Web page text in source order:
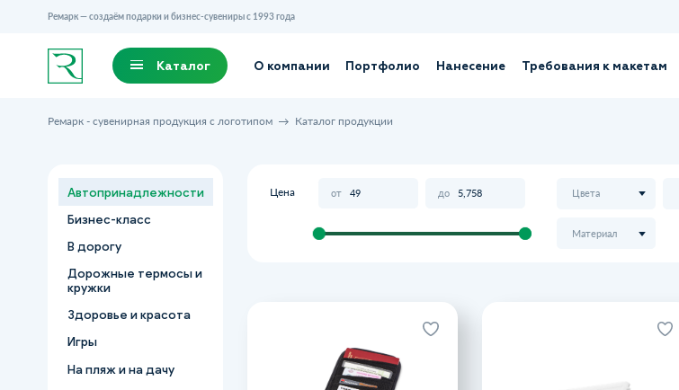
Ремарк — создаём подарки и бизнес-сувениры с 1993 года
Каталог О компании Портфолио Нанесение Требования к макетам
Ремарк - сувенирная продукция с логотипом Каталог продукции
Автопринадлежности
Бизнес-класс
В дорогу
Дорожные термосы и
кружки
Здоровье и красота
Игры
На пляж и на дачу
Цена от до Цвета
Материал
Органайзер на козырек
Артикул 833207
Скребок для льда ALSEN, белый